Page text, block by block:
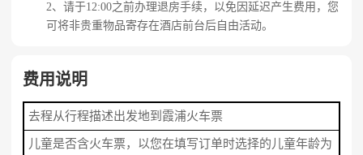
2、请于12:00之前办理退房手续，以免因延迟产生费用，您
可将非贵重物品寄存在酒店前台后自由活动。
费用说明
去程从行程描述出发地到霞浦火车票
儿童是否含火车票，以您在填写订单时选择的儿童年龄为